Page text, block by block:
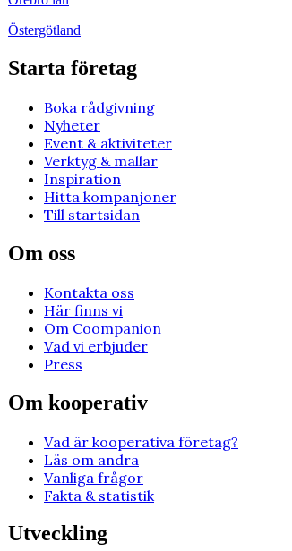
Östergötland
Starta företag
Boka rådgivning
Nyheter
Event & aktiviteter
Verktyg & mallar
Inspiration
Hitta kompanjoner
Till startsidan
Om oss
Kontakta oss
Här finns vi
Om Coompanion
Vad vi erbjuder
Press
Om kooperativ
Vad är kooperativa företag?
Läs om andra
Vanliga frågor
Fakta & statistik
Utveckling